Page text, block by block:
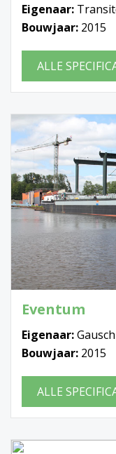
Eigenaar:
Bouwjaar: 2015
ALLE
Eventum
Eigenaar:
Bouwjaar: 2015
ALLE